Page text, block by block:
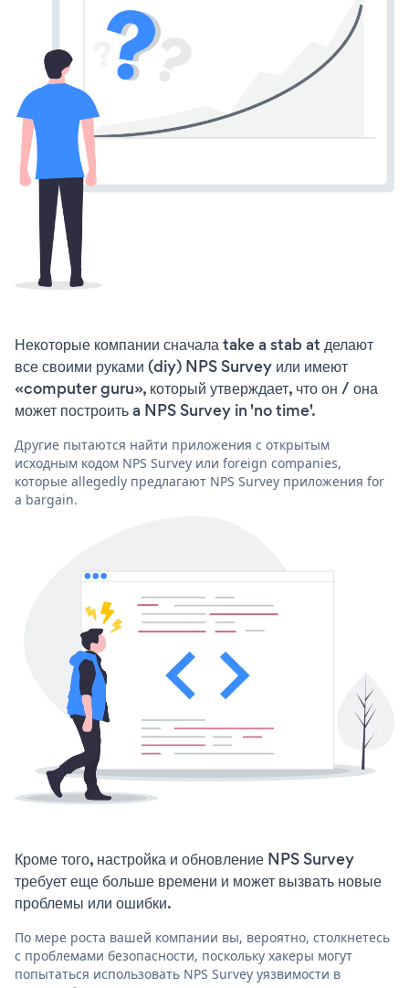
Некоторые компании сначала take a stab at делают
все своими руками (diy) NPS Survey или имеют
«computer guru», который утверждает, что он / она
может построить a NPS Survey in 'no time'.
Другие пытаются найти приложения с открытым
исходным кодом NPS Survey или foreign companies,
которые allegedly предлагают NPS Survey приложения for
a bargain.
Кроме того, настройка и обновление NPS Survey
требует еще больше времени и может вызвать новые
проблемы или ошибки.
По мере роста вашей компании вы, вероятно, столкнетесь
с проблемами безопасности, поскольку хакеры могут
попытаться использовать NPS Survey уязвимости в